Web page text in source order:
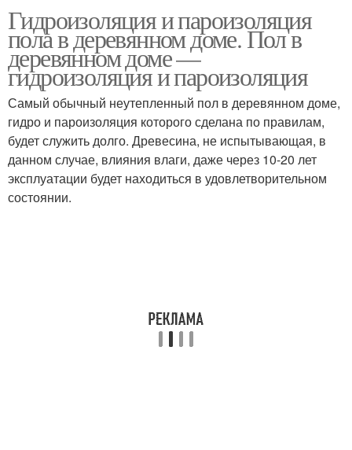
Гидроизоляция и пароизоляция
пола в деревянном доме. Пол в
деревянном доме —
гидроизоляция и пароизоляция
Самый обычный неутепленный пол в деревянном доме,
гидро и пароизоляция которого сделана по правилам,
будет служить долго. Древесина, не испытывающая, в
данном случае, влияния влаги, даже через 10-20 лет
эксплуатации будет находиться в удовлетворительном
состоянии.